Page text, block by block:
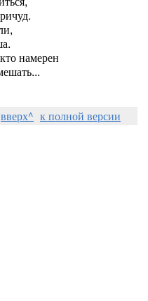
намерен
вверх^ к полной версии